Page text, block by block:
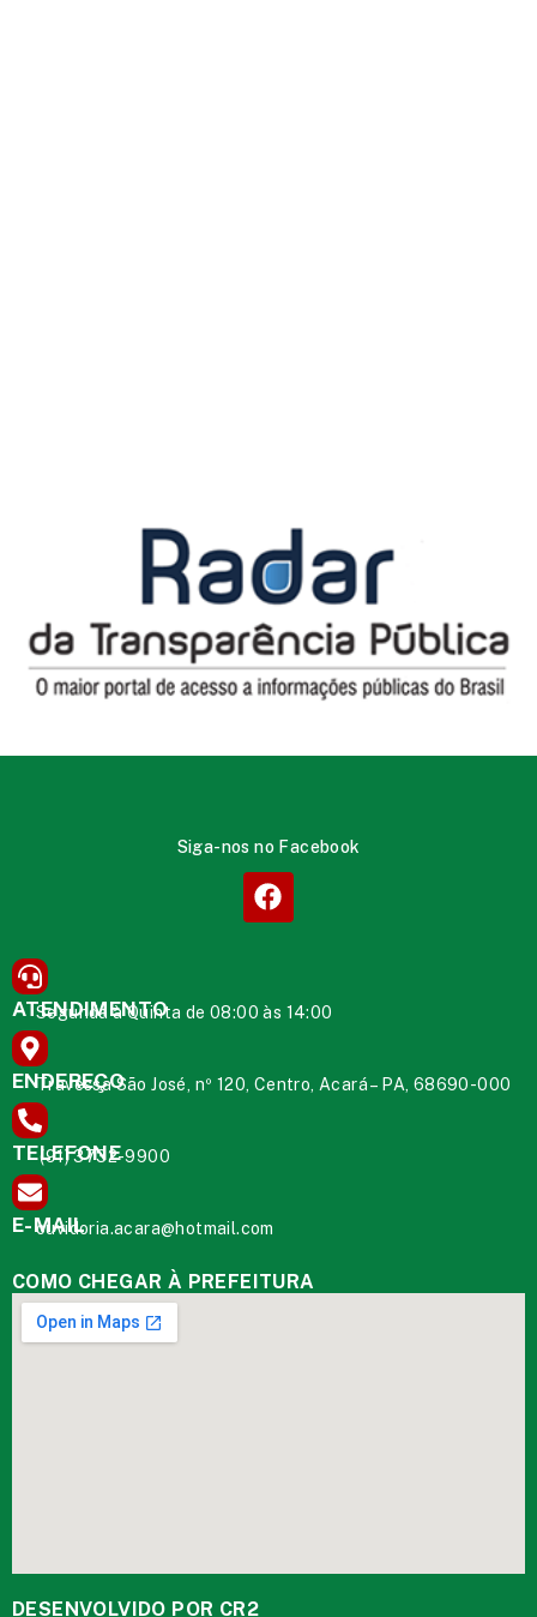
Siga-nos no Facebook
ATENDIMENTO
Segunda à Quinta de 08:00 às 14:00
ENDEREÇO
Travessa São José, nº 120, Centro, Acará – PA, 68690-000
TELEFONE
(91) 3732-9900
E-MAIL
ouvidoria.acara@hotmail.com
COMO CHEGAR À PREFEITURA
DESENVOLVIDO POR CR2